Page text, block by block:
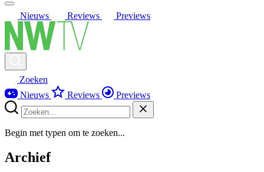
Nieuws Reviews Previews
Zoeken
Nieuws
Reviews Previews
Begin met typen om te zoeken...
Archief